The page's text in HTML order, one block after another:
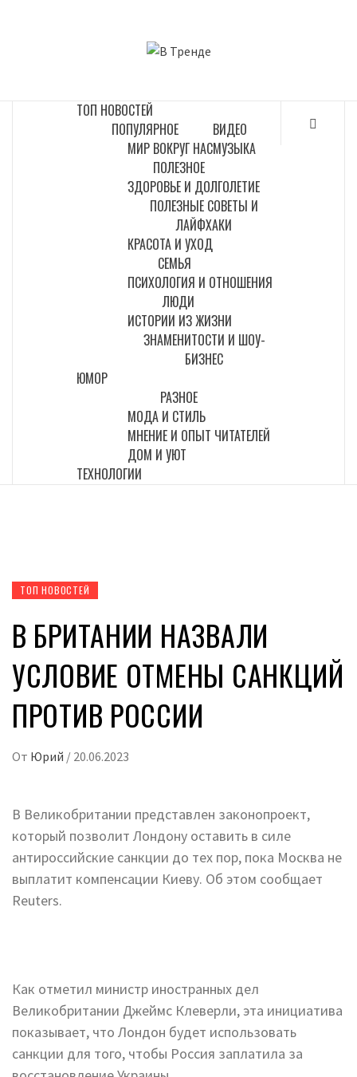
ТОП НОВОСТЕЙ
ПОПУЛЯРНОЕ
МИР ВОКРУГ НАС
ВИДЕО
МУЗЫКА
ПОЛЕЗНОЕ
ЗДОРОВЬЕ И ДОЛГОЛЕТИЕ
ПОЛЕЗНЫЕ СОВЕТЫ И
ЛАЙФХАКИ
КРАСОТА И УХОД
СЕМЬЯ
ПСИХОЛОГИЯ И ОТНОШЕНИЯ
ЛЮДИ
ИСТОРИИ ИЗ ЖИЗНИ
ЗНАМЕНИТОСТИ И ШОУ-
БИЗНЕС
ЮМОР
РАЗНОЕ
МОДА И СТИЛЬ
МНЕНИЕ И ОПЫТ ЧИТАТЕЛЕЙ
ДОМ И УЮТ
ТЕХНОЛОГИИ
ТОП НОВОСТЕЙ
В БРИТАНИИ НАЗВАЛИ
УСЛОВИЕ ОТМЕНЫ САНКЦИЙ
ПРОТИВ РОССИИ
От Юрий / 20.06.2023
В Великобритании представлен законопроект,
который позволит Лондону оставить в силе
антироссийские санкции до тех пор, пока Москва не
выплатит компенсации Киеву. Об этом сообщает
Reuters.
Как отметил министр иностранных дел
Великобритании Джеймс Клеверли, эта инициатива
показывает, что Лондон будет использовать
санкции для того, чтобы Россия заплатила за